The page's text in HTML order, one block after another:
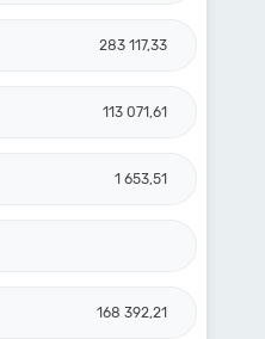
283 117,33
113 071,61
1 653,51
168 392,21